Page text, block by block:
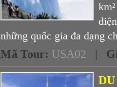
những quốc gia đa dạng
Mã Tour: USA02 |